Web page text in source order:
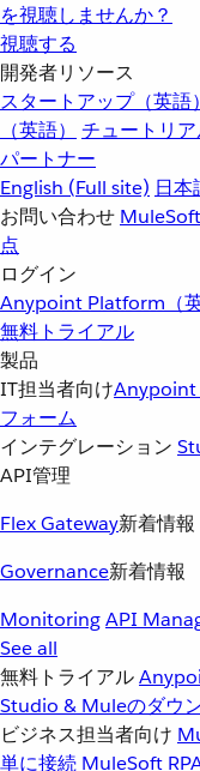
を視聴しませんか？
視聴する
開発者リソース
スタートアップ（英語）
（英語）
チュートリア
パートナー
English (Full site) 日本
お問い合わせ
点
ログイン
Anypoint Platform（英
無料トライアル
製品
IT担当者向け
フォーム
インテグレーション
API管理
Flex Gateway新着情報
Governance新着情報
MonitoringAPI
See all
無料トライアル
Studio & Muleのダウ
ビジネス担当者向け
単に接続 MuleSoft